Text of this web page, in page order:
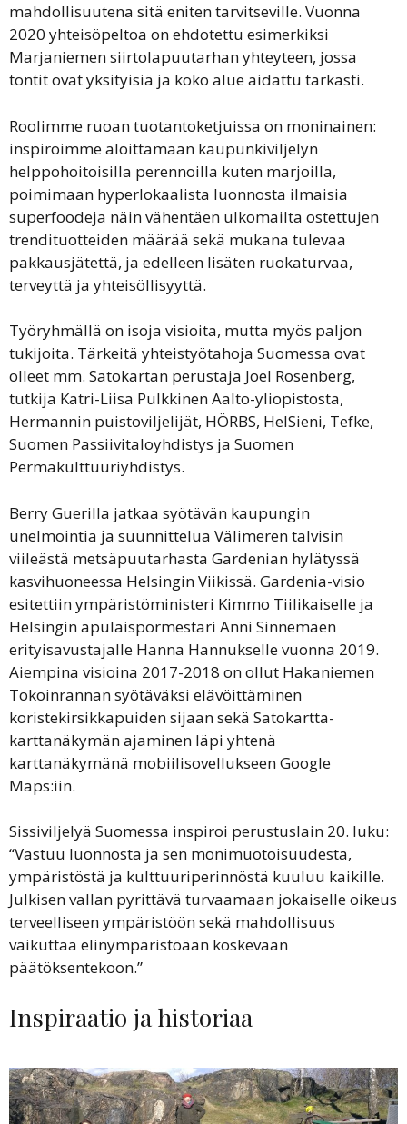
mahdollisuutena sitä eniten tarvitseville. Vuonna
2020 yhteisöpeltoa on ehdotettu esimerkiksi
Marjaniemen siirtolapuutarhan yhteyteen, jossa
tontit ovat yksityisiä ja koko alue aidattu tarkasti.
Roolimme ruoan tuotantoketjuissa on moninainen:
inspiroimme aloittamaan kaupunkiviljelyn
helppohoitoisilla perennoilla kuten marjoilla,
poimimaan hyperlokaalista luonnosta ilmaisia
superfoodeja näin vähentäen ulkomailta ostettujen
trendituotteiden määrää sekä mukana tulevaa
pakkausjätettä, ja edelleen lisäten ruokaturvaa,
terveyttä ja yhteisöllisyyttä.
Työryhmällä on isoja visioita, mutta myös paljon
tukijoita. Tärkeitä yhteistyötahoja Suomessa ovat
olleet mm. Satokartan perustaja Joel Rosenberg,
tutkija Katri-Liisa Pulkkinen Aalto-yliopistosta,
Hermannin puistoviljelijät, HÖRBS, HelSieni, Tefke,
Suomen Passiivitaloyhdistys ja Suomen
Permakulttuuriyhdistys.
Berry Guerilla jatkaa syötävän kaupungin
unelmointia ja suunnittelua Välimeren talvisin
viileästä metsäpuutarhasta Gardenian hylätyssä
kasvihuoneessa Helsingin Viikissä. Gardenia-visio
esitettiin ympäristöministeri Kimmo Tiilikaiselle ja
Helsingin apulaispormestari Anni Sinnemäen
erityisavustajalle Hanna Hannukselle vuonna 2019.
Aiempina visioina 2017-2018 on ollut Hakaniemen
Tokoinrannan syötäväksi elävöittäminen
koristekirsikkapuiden sijaan sekä Satokartta-
karttanäkymän ajaminen läpi yhtenä
karttanäkymänä mobiilisovellukseen Google
Maps:iin.
Sissiviljelyä Suomessa inspiroi perustuslain 20. luku:
“Vastuu luonnosta ja sen monimuotoisuudesta,
ympäristöstä ja kulttuuriperinnöstä kuuluu kaikille.
Julkisen vallan pyrittävä turvaamaan jokaiselle oikeus
terveelliseen ympäristöön sekä mahdollisuus
vaikuttaa elinympäristöään koskevaan
päätöksentekoon.”
Inspiraatio ja historiaa